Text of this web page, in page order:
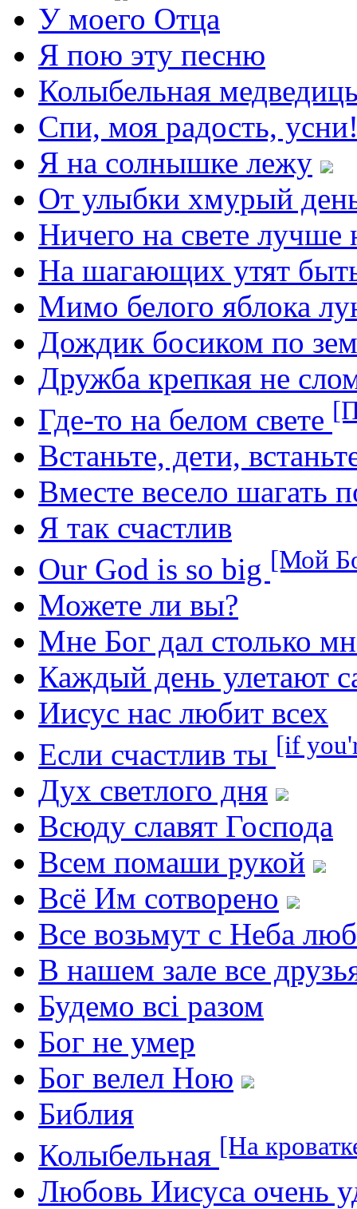
У моего Отца
Я пою эту песню
Колыбельная
Спи, моя радость,
Я на солнышке лежу
От улыбки хмурый
Ничего на свете лучше
На шагающих утят
Мимо белого яблока
Дождик босиком по
Дружба крепкая не
Где-то на белом свете
Встаньте, дети,
Вместе весело шагать
Я так счастлив
Our God is so big [Мой
Можете ли вы?
Мне Бог дал столько
Каждый день улетают
Иисус нас любит всех
Если счастлив ты [if
Дух светлого дня
Всюду славят Господа
Всем помаши рукой
Всё Им сотворено
Все возьмут с Неба
В нашем зале все
Будемо всі разом
Бог не умер
Бог велел Ною
Библия
Колыбельная [На
Любовь Иисуса очень